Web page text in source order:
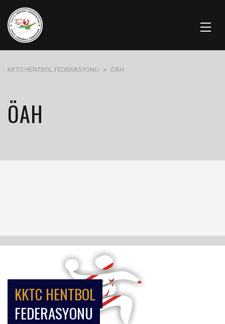
KKTC HENTBOL FEDERASYONU > ÖAH
ÖAH
KKTC HENTBOL
FEDERASYONU